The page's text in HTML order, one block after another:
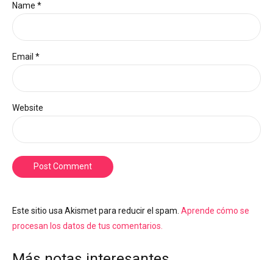
Name *
Email *
Website
Post Comment
Este sitio usa Akismet para reducir el spam. Aprende cómo se
procesan los datos de tus comentarios.